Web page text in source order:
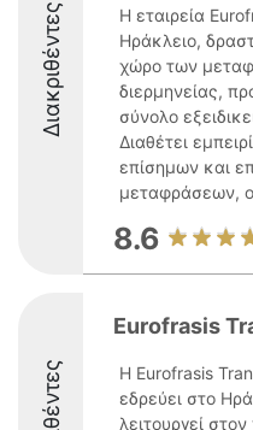
Διακριθέντες
Η εταιρεία
Ηράκλειο,
χώρο των
διερμηνείας,
σύνολο
Διαθέτει
επίσημων και
μεταφράσεων,
8.6
Eurofrasis
Η Eurofrasis
εδρεύει στο
λειτουργεί